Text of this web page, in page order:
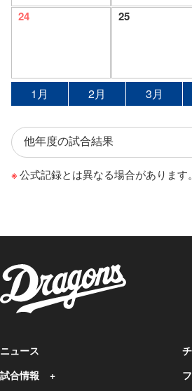
24 25
1月 2月 3月
公式記録とは異なる場合があります
ニュース
試合情報